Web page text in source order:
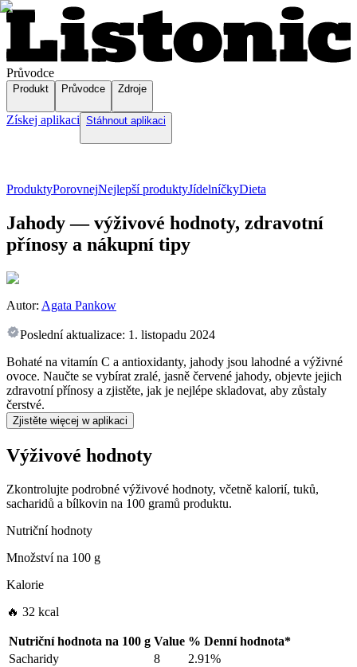
Průvodce
Produkt Průvodce Zdroje
Získej aplikaci Stáhnout aplikaci
ProduktyPorovnejNejlepší produktyJídelníčkyDieta
Jahody — výživové hodnoty, zdravotní
přínosy a nákupní tipy
Autor: Agata Pankow
Poslední aktualizace: 1. listopadu 2024
Bohaté na vitamín C a antioxidanty, jahody jsou lahodné a výživné
ovoce. Naučte se vybírat zralé, jasně červené jahody, objevte jejich
zdravotní přínosy a zjistěte, jak je nejlépe skladovat, aby zůstaly
čerstvé.
Zjistěte więcej w aplikaci
Výživové hodnoty
Zkontrolujte podrobné výživové hodnoty, včetně kalorií, tuků,
sacharidů a bílkovin na 100 gramů produktu.
Nutriční hodnoty
Množství na 100 g
Kalorie
🔥 32 kcal
Nutriční hodnota na 100 g Value % Denní hodnota*
Sacharidy
8
2.91%